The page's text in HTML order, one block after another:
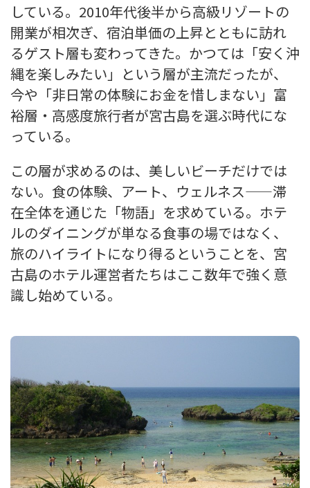
している。2010年代後半から高級リゾートの
開業が相次ぎ、宿泊単価の上昇とともに訪れ
るゲスト層も変わってきた。かつては「安く沖
縄を楽しみたい」という層が主流だったが、
今や「非日常の体験にお金を惜しまない」富
裕層・高感度旅行者が宮古島を選ぶ時代にな
っている。
この層が求めるのは、美しいビーチだけでは
ない。食の体験、アート、ウェルネス——滞
在全体を通じた「物語」を求めている。ホテ
ルのダイニングが単なる食事の場ではなく、
旅のハイライトになり得るということを、宮
古島のホテル運営者たちはここ数年で強く意
識し始めている。